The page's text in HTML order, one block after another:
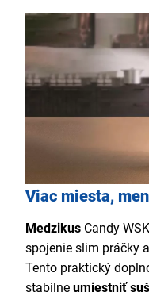
Viac miesta,
Medzikus Candy
spojenie slim práčky
Tento praktický
stabilne umiestniť